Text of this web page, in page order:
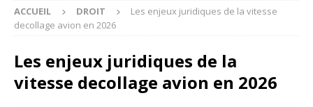
ACCUEIL DROIT
Les enjeux juridiques de la vitesse
decollage avion en 2026
Les enjeux juridiques de la
vitesse decollage avion en 2026